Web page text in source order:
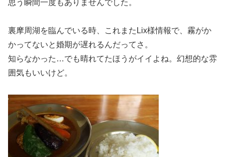
思う瞬間一度もありませんでした。
裏摩周湖を臨んでいる時、これまたLix様情報で、霧がか
かってないと婚期が遅れるんだってさ。
知らなかった…でも晴れてたほうがイイよね。幻想的な雰
囲気もいいけど。